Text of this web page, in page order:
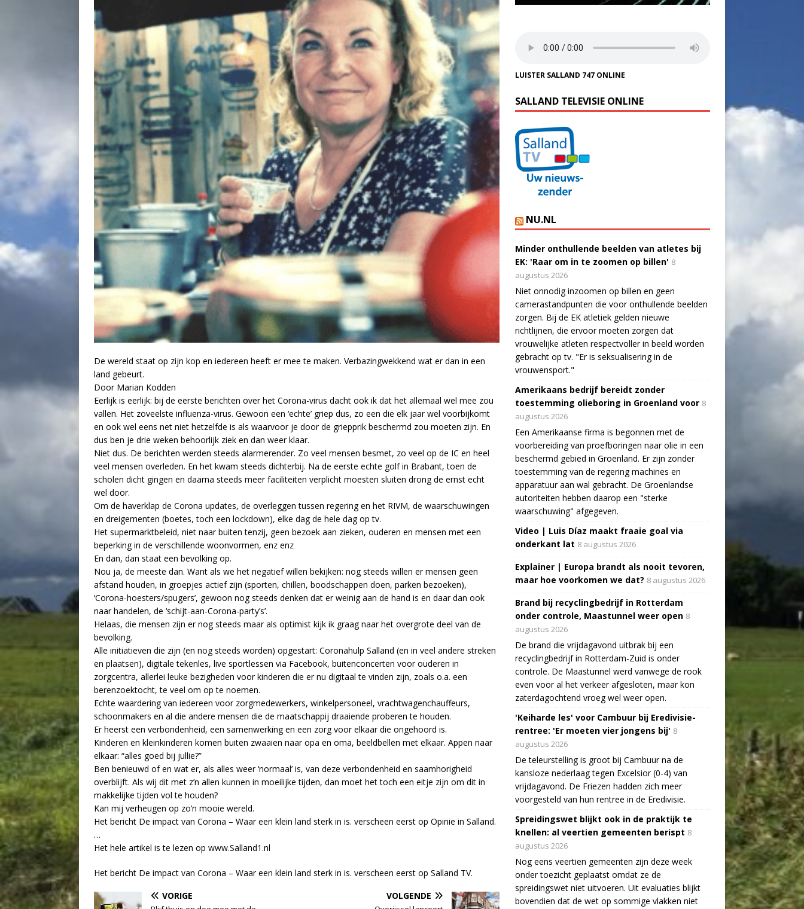
De wereld staat op zijn kop en iedereen heeft er mee te maken. Verbazingwekkend wat er dan in een
land gebeurt.
Door Marian Kodden
Eerlijk is eerlijk: bij de eerste berichten over het Corona-virus dacht ook ik dat het allemaal wel mee zou
vallen. Het zoveelste influenza-virus. Gewoon een ‘echte’ griep dus, zo een die elk jaar wel voorbijkomt
en ook wel eens net niet hetzelfde is als waarvoor je door de griepprik beschermd zou moeten zijn. En
dus ben je drie weken behoorlijk ziek en dan weer klaar.
Niet dus. De berichten werden steeds alarmerender. Zo veel mensen besmet, zo veel op de IC en heel
veel mensen overleden. En het kwam steeds dichterbij. Na de eerste echte golf in Brabant, toen de
scholen dicht gingen en daarna steeds meer faciliteiten verplicht moesten sluiten drong de ernst echt
wel door.
Om de haverklap de Corona updates, de overleggen tussen regering en het RIVM, de waarschuwingen
en dreigementen (boetes, toch een lockdown), elke dag de hele dag op tv.
Het supermarktbeleid, niet naar buiten tenzij, geen bezoek aan zieken, ouderen en mensen met een
beperking in de verschillende woonvormen, enz enz
En dan, dan staat een bevolking op.
Nou ja, de meeste dan. Want als we het negatief willen bekijken: nog steeds willen er mensen geen
afstand houden, in groepjes actief zijn (sporten, chillen, boodschappen doen, parken bezoeken),
‘Corona-hoesters/spugers’, gewoon nog steeds denken dat er weinig aan de hand is en daar dan ook
naar handelen, de ‘schijt-aan-Corona-party’s’.
Helaas, die mensen zijn er nog steeds maar als optimist kijk ik graag naar het overgrote deel van de
bevolking.
Alle initiatieven die zijn (en nog steeds worden) opgestart: Coronahulp Salland (en in veel andere streken
en plaatsen), digitale tekenles, live sportlessen via Facebook, buitenconcerten voor ouderen in
zorgcentra, allerlei leuke bezigheden voor kinderen die er nu digitaal te vinden zijn, zoals o.a. een
berenzoektocht, te veel om op te noemen.
Echte waardering van iedereen voor zorgmedewerkers, winkelpersoneel, vrachtwagenchauffeurs,
schoonmakers en al die andere mensen die de maatschappij draaiende proberen te houden.
Er heerst een verbondenheid, een samenwerking en een zorg voor elkaar die ongehoord is.
Kinderen en kleinkinderen komen buiten zwaaien naar opa en oma, beeldbellen met elkaar. Appen naar
elkaar: “alles goed bij jullie?”
Ben benieuwd of en wat er, als alles weer ‘normaal’ is, van deze verbondenheid en saamhorigheid
overblijft. Als wij dit met z’n allen kunnen in moeilijke tijden, dan moet het toch een eitje zijn om dit in
makkelijke tijden vol te houden?
Kan mij verheugen op zo’n mooie wereld.
Het bericht De impact van Corona – Waar een klein land sterk in is. verscheen eerst op Opinie in Salland.
…
Het hele artikel is te lezen op www.Salland1.nl
Het bericht De impact van Corona – Waar een klein land sterk in is. verscheen eerst op Salland TV.
VORIGE
VOLGENDE
LUISTER SALLAND 747 ONLINE
SALLAND TELEVISIE ONLINE
NU.NL
Minder onthullende beelden van atletes bij
EK: 'Raar om in te zoomen op billen' 8
augustus 2026
Niet onnodig inzoomen op billen en geen
camerastandpunten die voor onthullende beelden
zorgen. Bij de EK atletiek gelden nieuwe
richtlijnen, die ervoor moeten zorgen dat
vrouwelijke atleten respectvoller in beeld worden
gebracht op tv. "Er is seksualisering in de
vrouwensport."
Amerikaans bedrijf bereidt zonder
toestemming olieboring in Groenland voor 8
augustus 2026
Een Amerikaanse firma is begonnen met de
voorbereiding van proefboringen naar olie in een
beschermd gebied in Groenland. Er zijn zonder
toestemming van de regering machines en
apparatuur aan wal gebracht. De Groenlandse
autoriteiten hebben daarop een "sterke
waarschuwing" afgegeven.
Video | Luis Díaz maakt fraaie goal via
onderkant lat 8 augustus 2026
Explainer | Europa brandt als nooit tevoren,
maar hoe voorkomen we dat? 8 augustus 2026
Brand bij recyclingbedrijf in Rotterdam
onder controle, Maastunnel weer open 8
augustus 2026
De brand die vrijdagavond uitbrak bij een
recyclingbedrijf in Rotterdam-Zuid is onder
controle. De Maastunnel werd vanwege de rook
even voor al het verkeer afgesloten, maar kon
zaterdagochtend vroeg wel weer open.
'Keiharde les' voor Cambuur bij Eredivisie-
rentree: 'Er moeten vier jongens bij' 8
augustus 2026
De teleurstelling is groot bij Cambuur na de
kansloze nederlaag tegen Excelsior (0-4) van
vrijdagavond. De Friezen hadden zich meer
voorgesteld van hun rentree in de Eredivisie.
Spreidingswet blijkt ook in de praktijk te
knellen: al veertien gemeenten berispt 8
augustus 2026
Nog eens veertien gemeenten zijn deze week
onder toezicht geplaatst omdat ze de
spreidingswet niet uitvoeren. Uit evaluaties blijkt
bovendien dat de wet op sommige vlakken niet